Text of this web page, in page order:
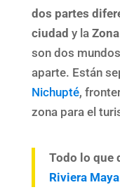
dos partes
ciudad y la
son dos
aparte. Están
Nichupté,
zona para el
Todo lo que
Riviera Maya